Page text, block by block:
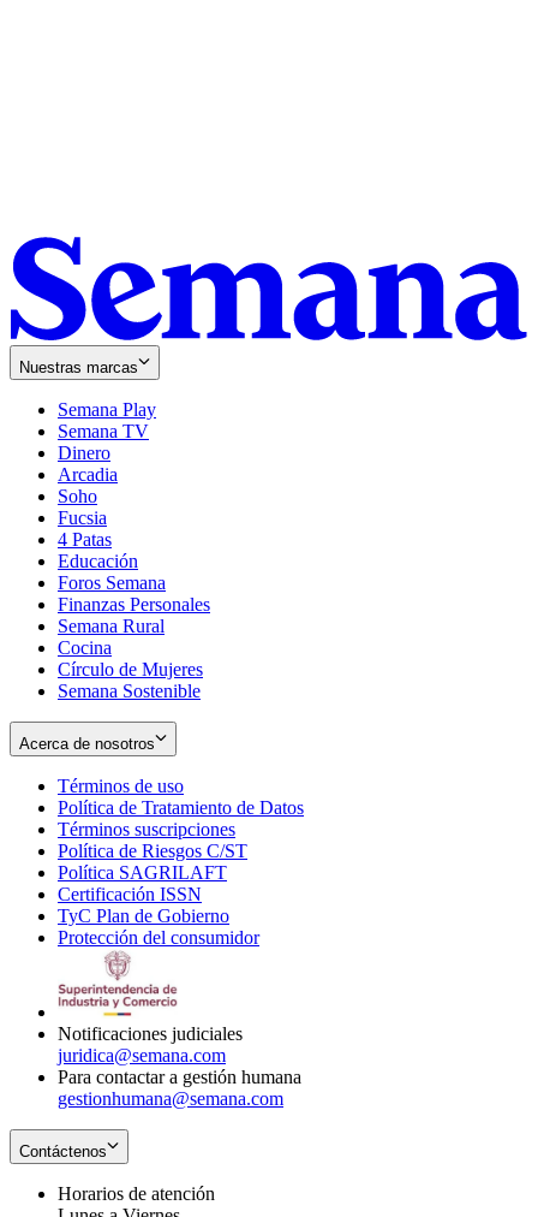
Nuestras marcas
Semana Play
Semana TV
Dinero
Arcadia
Soho
in
new
window
Fucsia
in
new
window
4 Patas
Educación
Foros Semana
Finanzas Personales
Semana Rural
Cocina
Círculo de Mujeres
Semana Sostenible
Acerca de nosotros
Términos de uso
in
new
window
Política de Tratamiento de Datos
Términos suscripciones
in
Política de Riesgos C/ST
Política SAGRILAFT
new
window
Certificación ISSN
in
new
TyC Plan de Gobierno
in
Protección del consumidorOpens
Notificaciones judiciales
juridica@semana.com
Para contactar a gestión humana
gestionhumana@semana.com
Contáctenos
Horarios de atención